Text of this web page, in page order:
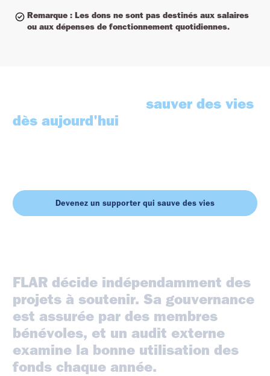
Remarque : Les dons ne sont pas destinés aux salaires
ou aux dépenses de fonctionnement quotidiennes.
sauver des vies
dès aujourd'hui
Devenez un supporter qui sauve des vies
FLAR décide indépendamment des
projets à soutenir. Sa gouvernance
est assurée par des membres
bénévoles, et un audit externe
examine la bonne utilisation des
fonds chaque année.